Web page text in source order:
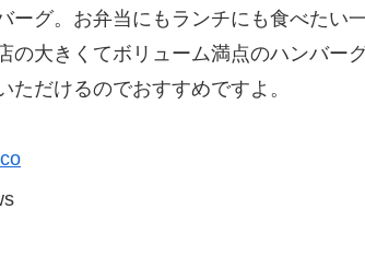
ーグ。お弁当にもランチにも食べたい
の大きくてボリューム満点のハンバー
ただけるのでおすすめですよ。